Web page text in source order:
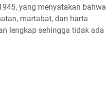
yang menyatakan bahwa
martabat, dan harta
lengkap sehingga tidak ada